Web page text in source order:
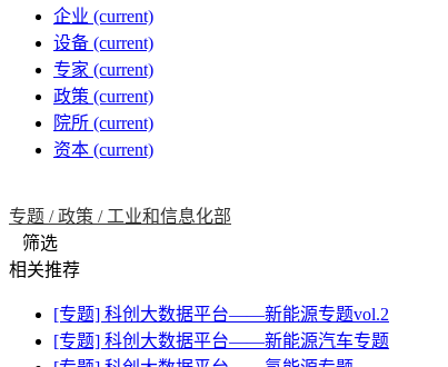
企业 (current)
设备 (current)
专家 (current)
政策 (current)
院所 (current)
资本 (current)
专题 /政策 / 工业和信息化部
筛选
相关推荐
[专题] 科创大数据平台——新能源专题vol.2
[专题] 科创大数据平台——新能源汽车专题